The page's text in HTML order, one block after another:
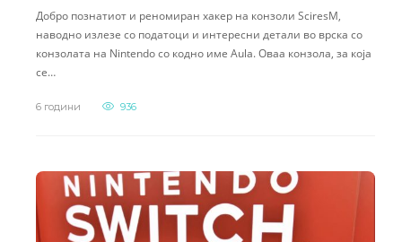
Добро познатиот и реномиран хакер на конзоли SciresM,
наводно излезе со податоци и интересни детали во врска со
конзолата на Nintendo со кодно име Aula. Оваа конзола, за која
се…
6 години 936